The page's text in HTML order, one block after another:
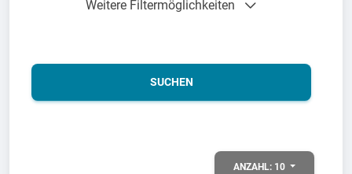
Weitere Filtermöglichkeiten
SUCHEN
ANZAHL: 10